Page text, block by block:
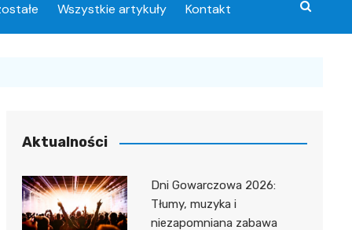
Wszystkie artykuły Kontakt
Aktualności
Dni Gowarczowa 2026:
Tłumy, muzyka i
niezapomniana zabawa